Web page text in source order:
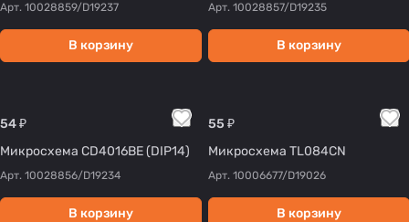
Арт. 10028859/D19237
В корзину
Арт. 10028857/D19235
В корзину
54 ₽
Микросхема CD4016BE (DIP14)
Арт. 10028856/D19234
В корзину
55 ₽
Микросхема TL084CN
Арт. 10006677/D19026
В корзину